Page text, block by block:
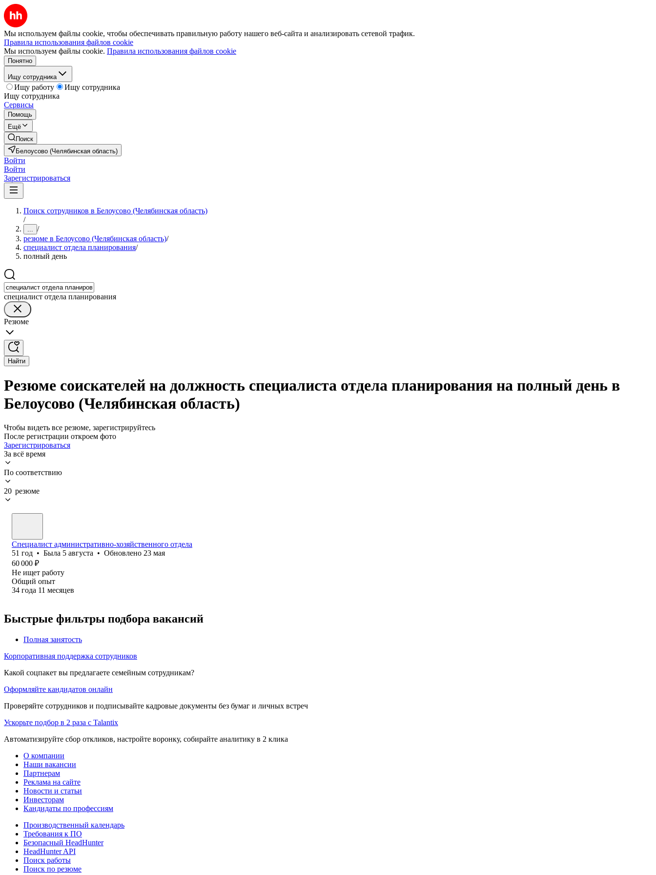
Мы используем файлы cookie, чтобы обеспечивать правильную работу нашего веб-сайта и анализировать сетевой трафик.
Правила использования файлов cookie
Мы используем файлы cookie. Правила использования файлов cookie
Понятно
Ищу сотрудника
Ищу работу
Ищу сотрудника
Ищу сотрудника
Сервисы
Помощь
Ещё
Поиск
Белоусово (Челябинская область)
Войти
Войти
Зарегистрироваться
Поиск сотрудников в Белоусово (Челябинская область)
/
... /
резюме в Белоусово (Челябинская область)/
специалист отдела планирования/
полный день
специалист отдела планирования
Резюме
Найти
Резюме соискателей на должность специалиста отдела планирования на полный день в
Белоусово (Челябинская область)
Чтобы видеть все резюме, зарегистрируйтесь
После регистрации откроем фото
Зарегистрироваться
За всё время
По соответствию
20 резюме
Специалист административно-хозяйственного отдела
51 год • Была 5 августа • Обновлено 23 мая
60 000 ₽
Не ищет работу
Общий опыт
34 года 11 месяцев
Быстрые фильтры подбора вакансий
Полная занятость
Корпоративная поддержка сотрудников
Какой соцпакет вы предлагаете семейным сотрудникам?
Оформляйте кандидатов онлайн
Проверяйте сотрудников и подписывайте кадровые документы без бумаг и личных встреч
Ускорьте подбор в 2 раза с Talantix
Автоматизируйте сбор откликов, настройте воронку, собирайте аналитику в 2 клика
О компании
Наши вакансии
Партнерам
Реклама на сайте
Новости и статьи
Инвесторам
Кандидаты по профессиям
Производственный календарь
Требования к ПО
Безопасный HeadHunter
HeadHunter API
Поиск работы
Поиск по резюме